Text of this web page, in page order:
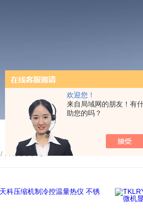
欢迎您！
来自局域网的朋友！有
助您的吗？
/ PRODUCTS